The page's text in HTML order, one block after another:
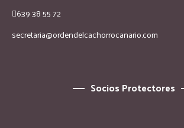
639 38 55 72
secretaria@ordendelcachorrocanario.com
Socios Protectores